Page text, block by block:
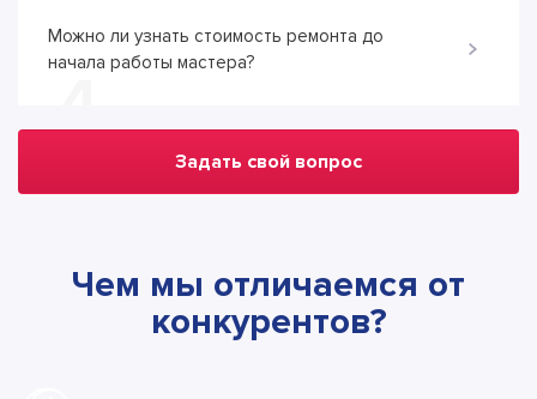
Можно ли узнать стоимость ремонта до
начала работы мастера?
Задать свой вопрос
Чем мы отличаемся от
конкурентов?